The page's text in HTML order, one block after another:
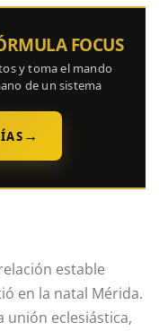
FOCUS
y toma el mando
de un sistema
→
estable
en la natal Mérida.
unión eclesiástica,